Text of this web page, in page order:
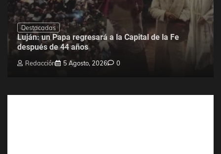
Destacadas
Luján: un Papa regresará a la Capital de la Fe
después de 44 años
Redacción 5 Agosto, 2026 0